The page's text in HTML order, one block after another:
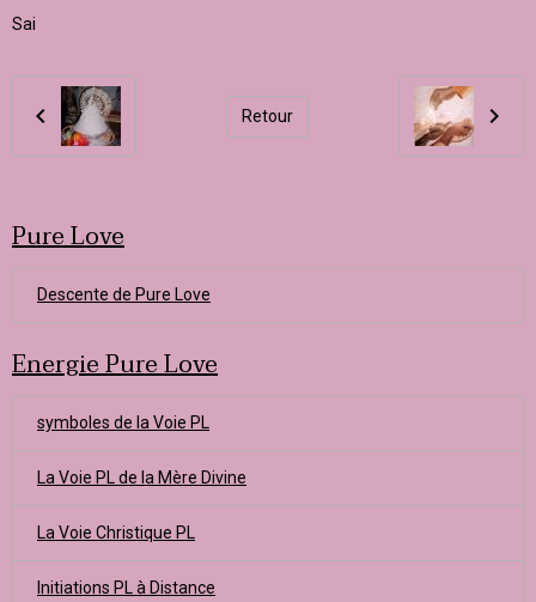
Sai
Retour
Pure Love
Descente de Pure Love
Energie Pure Love
symboles de la Voie PL
La Voie PL de la Mère Divine
La Voie Christique PL
Initiations PL à Distance